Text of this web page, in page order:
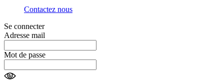
Contactez nous
Se connecter
Adresse mail
Mot de passe